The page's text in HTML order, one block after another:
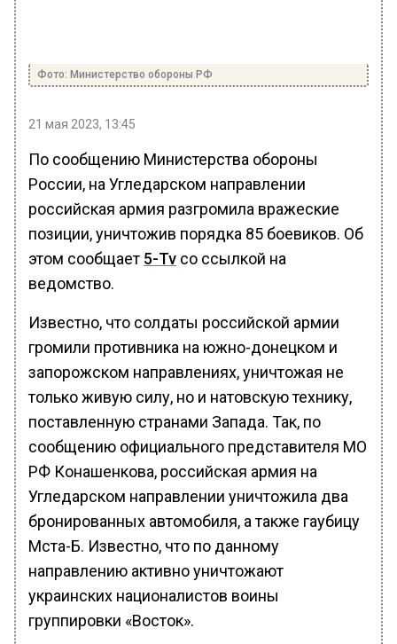
Фото: Министерство обороны РФ
21 мая 2023, 13:45
По сообщению Министерства обороны
России, на Угледарском направлении
российская армия разгромила вражеские
позиции, уничтожив порядка 85 боевиков. Об
этом сообщает 5-Tv со ссылкой на
ведомство.
Известно, что солдаты российской армии
громили противника на южно-донецком и
запорожском направлениях, уничтожая не
только живую силу, но и натовскую технику,
поставленную странами Запада. Так, по
сообщению официального представителя МО
РФ Конашенкова, российская армия на
Угледарском направлении уничтожила два
бронированных автомобиля, а также гаубицу
Мста-Б. Известно, что по данному
направлению активно уничтожают
украинских националистов воины
группировки «Восток».